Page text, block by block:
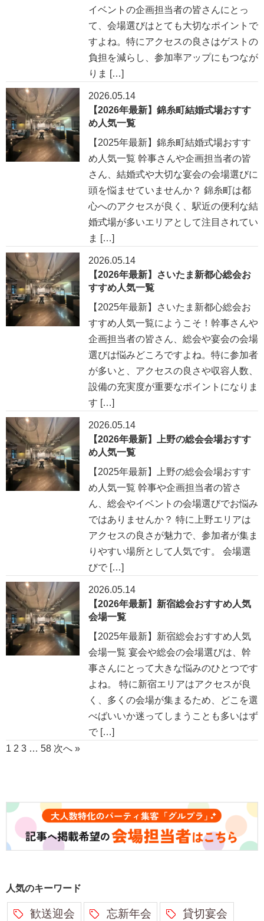
イベントの企画担当者の皆さんにとっ
て、会場選びはとても大切なポイントで
すよね。特にアクセスの良さはゲストの
負担を減らし、参加率アップにもつなが
りま […]
2026.05.14
【2026年最新】錦糸町結婚式場おすす
め人気一覧
【2025年最新】錦糸町結婚式場おすす
め人気一覧 幹事さんや企画担当者の皆
さん、結婚式や大切な宴会の会場選びに
頭を悩ませていませんか？ 錦糸町は都
心へのアクセスが良く、駅近の便利な結
婚式場が多いエリアとして注目されてい
ま […]
2026.05.14
【2026年最新】さいたま新都心総会お
すすめ人気一覧
【2025年最新】さいたま新都心総会お
すすめ人気一覧にようこそ！幹事さんや
企画担当者の皆さん、総会や宴会の会場
選びは悩みどころですよね。特に参加者
が多いと、アクセスの良さや収容人数、
設備の充実度が重要なポイントになりま
す […]
2026.05.14
【2026年最新】上野の総会会場おすす
め人気一覧
【2025年最新】上野の総会会場おすす
め人気一覧 幹事や企画担当者の皆さ
ん、総会やイベントの会場選びでお悩み
ではありませんか？ 特に上野エリアは
アクセスの良さが魅力で、参加者が集ま
りやすい場所として人気です。 会場選
びで […]
2026.05.14
【2026年最新】新宿総会おすすめ人気
会場一覧
【2025年最新】新宿総会おすすめ人気
会場一覧 宴会や総会の会場選びは、幹
事さんにとって大きな悩みのひとつです
よね。 特に新宿エリアはアクセスが良
く、多くの会場が集まるため、どこを選
べばいいか迷ってしまうことも多いはず
で […]
1 2 3 … 58 次へ »
人気のキーワード
歓送迎会 忘新年会 貸切宴会